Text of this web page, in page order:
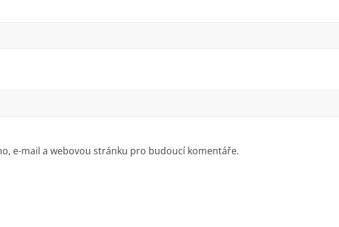
e-mail a webovou stránku pro budoucí komentáře.